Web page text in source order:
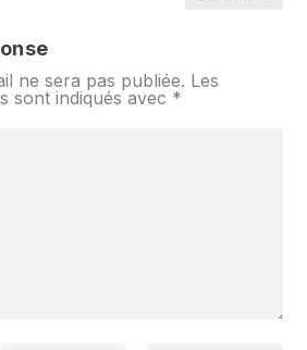
ne sera pas publiée. Les
sont indiqués avec *